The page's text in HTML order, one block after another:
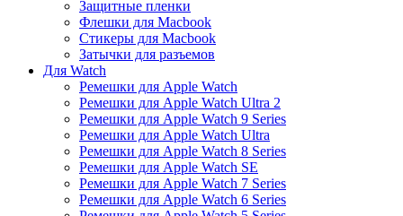
Защитные пленки
Флешки для Macbook
Стикеры для Macbook
Затычки для разъемов
Для Watch
Ремешки для Apple Watch
Ремешки для Apple Watch Ultra 2
Ремешки для Apple Watch 9 Series
Ремешки для Apple Watch Ultra
Ремешки для Apple Watch 8 Series
Ремешки для Apple Watch SE
Ремешки для Apple Watch 7 Series
Ремешки для Apple Watch 6 Series